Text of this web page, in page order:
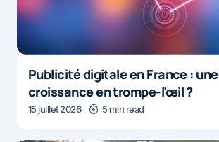
Publicité digitale en France : une
croissance en trompe-l’œil ?
15 juillet 2026 5 min read